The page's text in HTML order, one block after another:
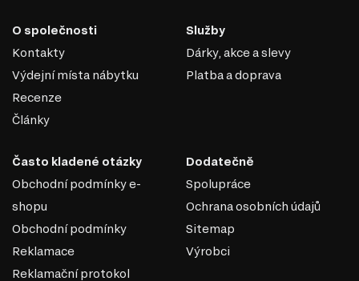
O společnosti
Kontakty
Výdejní místa nábytku
Recenze
Články
Služby
Dárky, akce a slevy
Platba a doprava
Často kladené otázky
Obchodní podmínky e-
shopu
Obchodní podmínky
Reklamace
Reklamační protokol
Dodatečně
Spolupráce
Ochrana osobních údajů
Sitemap
Výrobci